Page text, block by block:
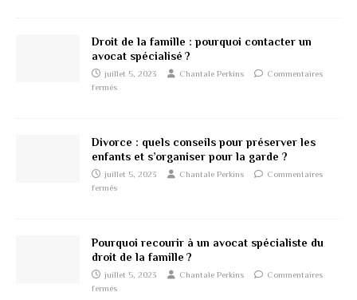
Droit de la famille : pourquoi contacter un
avocat spécialisé ?
juillet 5, 2023 Chantale Perkins
Commentaires
fermés
Divorce : quels conseils pour préserver les
enfants et s’organiser pour la garde ?
juillet 5, 2023 Chantale Perkins
Commentaires
fermés
Pourquoi recourir à un avocat spécialiste du
droit de la famille ?
juillet 5, 2023 Chantale Perkins
Commentaires
fermés